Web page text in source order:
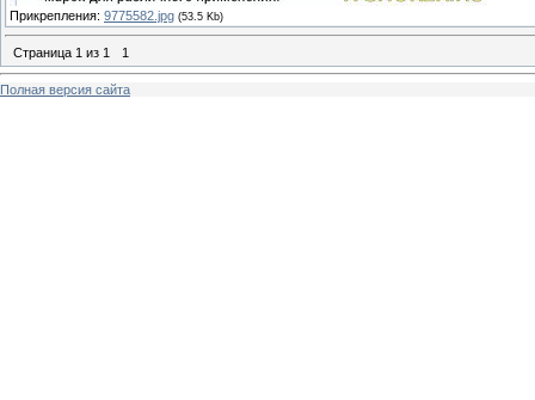
Прикрепления: 9775582.jpg (53.5 Kb)
Страница 1 из 1 1
Полная версия сайта